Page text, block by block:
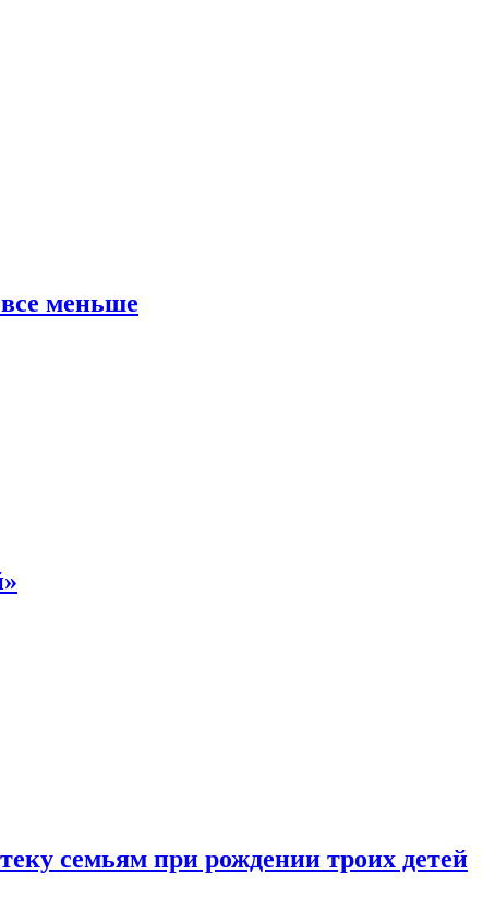
меньше
семьям при рождении троих детей